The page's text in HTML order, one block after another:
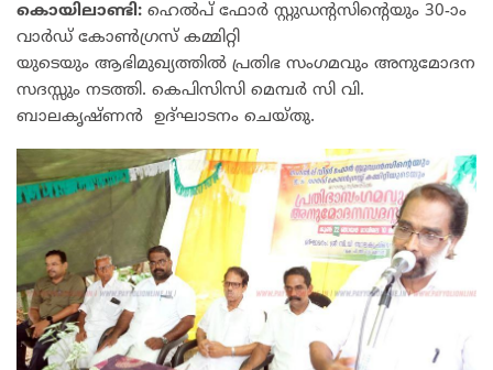
കൊയിലാണ്ടി: ഹെൽപ് ഫോർ സ്റ്റുഡന്റസിന്റെയും 30-ാം
വാർഡ് കോൺഗ്രസ്‌ കമ്മിറ്റി
യുടെയും ആഭിമുഖ്യത്തിൽ പ്രതിഭ സംഗമവും അനുമോദന
സദസ്സും നടത്തി. കെപിസിസി മെമ്പർ സി വി.
ബാലകൃഷ്ണൻ ഉദ്ഘാടനം ചെയ്തു.